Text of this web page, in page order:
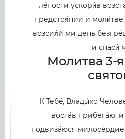
лéности ускори́в
предстоя́нии и
возсия́й ми день
и спаси́
Молитва 3-
К Тебé, Влады́ко
востáв прибегáю,
подвизáюся